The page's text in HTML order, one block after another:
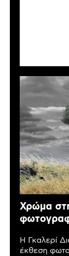
Χρώμα
Η Γκαλερί
έκθεση